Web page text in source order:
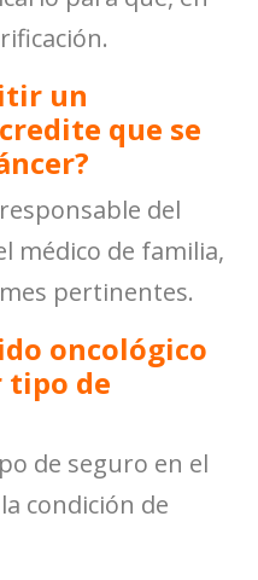
un
que se
del
médico de familia,
pertinentes.
oncológico
tipo de
de seguro en el
condición de